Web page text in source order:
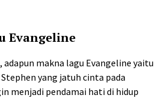
Evangeline
makna lagu Evangeline yaitu
yang jatuh cinta pada
menjadi pendamai hati di hidup